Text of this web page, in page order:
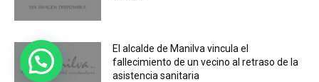
El alcalde de Manilva vincula el
fallecimiento de un vecino al retraso de la
asistencia sanitaria